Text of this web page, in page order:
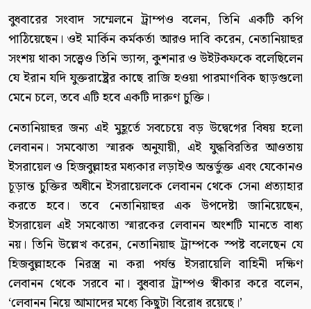
বুধবারের সংবাদ সম্মেলনে ট্রাম্পও বলেন, তিনি একটি কপি
পাঠিয়েছেন। ওই মার্কিন কর্মকর্তা আরও দাবি করেন, নেতানিয়াহুর
সংশয় থাকা সত্ত্বেও তিনি ভ্যান্স, কুশনার ও উইটকফকে বলেছিলেন
যে ইরান যদি যুক্তরাষ্ট্রের কাছে রাজি হওয়া পারমাণবিক ছাড়গুলো
মেনে চলে, তবে এটি হবে একটি দারুণ চুক্তি।
নেতানিয়াহুর জন্য এই মুহূর্তে সবচেয়ে বড় উদ্বেগের বিষয় হলো
লেবানন। সমঝোতা স্মারক অনুযায়ী, এই যুদ্ধবিরতির আওতায়
ইসরায়েল ও হিজবুল্লাহর মধ্যকার লড়াইও অন্তর্ভুক্ত এবং যেকোনও
চূড়ান্ত চুক্তির অধীনে ইসরায়েলকে লেবানন থেকে সেনা প্রত্যাহার
করতে হবে। তবে নেতানিয়াহুর এক উপদেষ্টা জানিয়েছেন,
ইসরায়েল এই সমঝোতা স্মারকের লেবানন অংশটি মানতে বাধ্য
নয়। তিনি উল্লেখ করেন, নেতানিয়াহু ট্রাম্পকে স্পষ্ট বলেছেন যে
হিজবুল্লাহকে নিরস্ত্র না করা পর্যন্ত ইসরায়েলি বাহিনী দক্ষিণ
লেবানন থেকে সরবে না। বুধবার ট্রাম্পও স্বীকার করে বলেন,
‘লেবানন নিয়ে আমাদের মধ্যে কিছুটা বিরোধ রয়েছে।’